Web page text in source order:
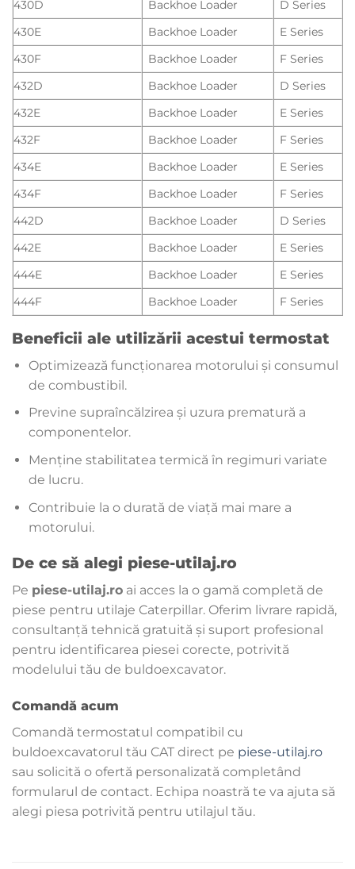
430D Backhoe Loader
D Series
430E
Backhoe Loader
E Series
430F
Backhoe Loader
F Series
432D
Backhoe Loader
D Series
432E
Backhoe Loader
E Series
432F
Backhoe Loader
F Series
434E
Backhoe Loader
E Series
434F
Backhoe Loader
F Series
442D
Backhoe Loader
D Series
442E
Backhoe Loader
E Series
444E
Backhoe Loader
E Series
444F
Backhoe Loader F Series
Beneficii ale utilizării acestui termostat
Optimizează funcționarea motorului și consumul
de combustibil.
Previne supraîncălzirea și uzura prematură a
componentelor.
Menține stabilitatea termică în regimuri variate
de lucru.
Contribuie la o durată de viață mai mare a
motorului.
De ce să alegi piese-utilaj.ro
Pe piese-utilaj.ro ai acces la o gamă completă de
piese pentru utilaje Caterpillar. Oferim livrare rapidă,
consultanță tehnică gratuită și suport profesional
pentru identificarea piesei corecte, potrivită
modelului tău de buldoexcavator.
Comandă acum
Comandă termostatul compatibil cu
buldoexcavatorul tău CAT direct pe piese-utilaj.ro
sau solicită o ofertă personalizată completând
formularul de contact. Echipa noastră te va ajuta să
alegi piesa potrivită pentru utilajul tău.